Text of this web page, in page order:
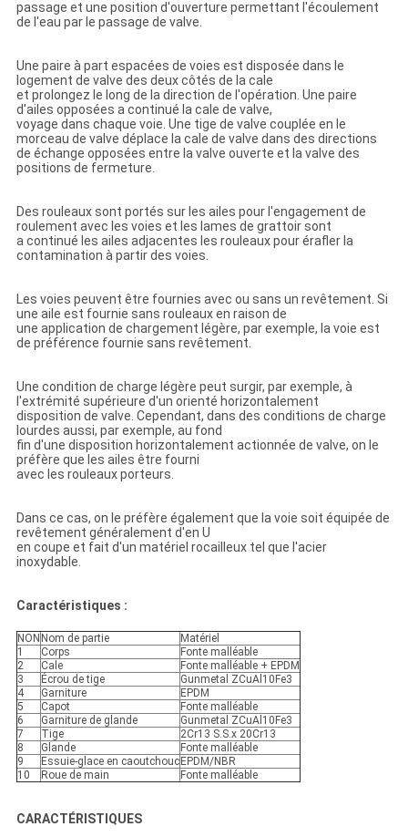
passage et une position d'ouverture permettant l'écoulement
de l'eau par le passage de valve.
Une paire à part espacées de voies est disposée dans le
logement de valve des deux côtés de la cale
et prolongez le long de la direction de l'opération. Une paire
d'ailes opposées a continué la cale de valve,
voyage dans chaque voie. Une tige de valve couplée en le
morceau de valve déplace la cale de valve dans des directions
de échange opposées entre la valve ouverte et la valve des
positions de fermeture.
Des rouleaux sont portés sur les ailes pour l'engagement de
roulement avec les voies et les lames de grattoir sont
a continué les ailes adjacentes les rouleaux pour érafler la
contamination à partir des voies.
Les voies peuvent être fournies avec ou sans un revêtement. Si
une aile est fournie sans rouleaux en raison de
une application de chargement légère, par exemple, la voie est
de préférence fournie sans revêtement.
Une condition de charge légère peut surgir, par exemple, à
l'extrémité supérieure d'un orienté horizontalement
disposition de valve. Cependant, dans des conditions de charge
lourdes aussi, par exemple, au fond
fin d'une disposition horizontalement actionnée de valve, on le
préfère que les ailes être fourni
avec les rouleaux porteurs.
Dans ce cas, on le préfère également que la voie soit équipée de
revêtement généralement d'en U
en coupe et fait d'un matériel rocailleux tel que l'acier
inoxydable.
Caractéristiques :
NON Nom de partie
Matériel
1
Corps
Fonte malléable
2
Cale
Fonte malléable + EPDM
3
Écrou de tige
Gunmetal ZCuAl10Fe3
4
Garniture
EPDM
5
Capot
Fonte malléable
6
Garniture de glande
Gunmetal ZCuAl10Fe3
7
Tige
2Cr13 S.S.x 20Cr13
8
Glande
Fonte malléable
9
Essuie-glace en caoutchouc EPDM/NBR
10
Roue de main Fonte malléable
CARACTÉRISTIQUES